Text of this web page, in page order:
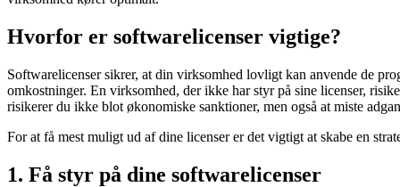
Hvorfor er softwarelicenser vigtige?
Softwarelicenser sikrer, at din virksomhed lovligt kan anvende de
omkostninger. En virksomhed, der ikke har styr på sine licenser,
risikerer du ikke blot økonomiske sanktioner, men også at miste
For at få mest muligt ud af dine licenser er det vigtigt at skabe en
1. Få styr på dine softwarelicenser